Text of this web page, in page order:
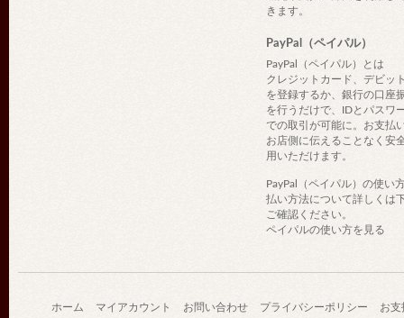
きます。
PayPal（ペイパル）
PayPal（ペイパル）とは
クレジットカード、デビッ
を登録するか、銀行の口座
を行うだけで、IDとパスワ
での取引が可能に。お支払
お店側に伝えることなく安
用いただけます。
PayPal（ペイパル）の使い
払い方法について詳しくは
ご確認ください。
ペイパルの使い方を見る
ホーム マイアカウント お問い合わせ プライバシーポリシー お支